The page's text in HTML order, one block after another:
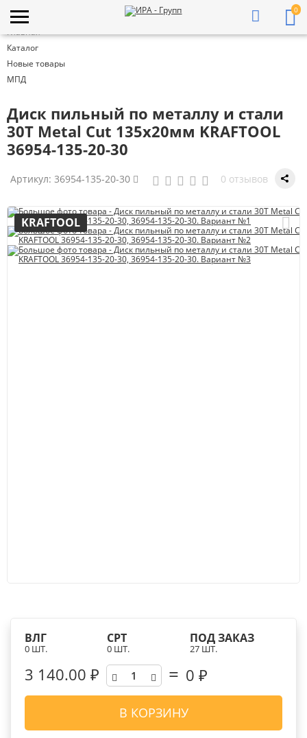
0
Главная
Каталог
Новые товары
МПД
Диск пильный по металлу и стали
30Т Metal Cut 135х20мм KRAFTOOL
36954-135-20-30
Артикул: 36954-135-20-30 0 отзывов
KRAFTOOL
ВЛГ
0 ШТ.
СРТ
0 ШТ.
ПОД ЗАКАЗ
27 ШТ.
3 140.00 ₽ 0 ₽
В КОРЗИНУ